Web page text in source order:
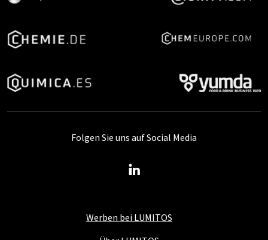
Werben bei LUMITOS
Folgen Sie uns auf Social Media